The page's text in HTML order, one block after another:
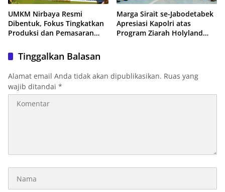
UMKM Nirbaya Resmi
Dibentuk, Fokus Tingkatkan
Produksi dan Pemasaran
Marga Sirait se-Jabodetabek
Apresiasi Kapolri atas
Program Ziarah Holyland
Tinggalkan Balasan
Alamat email Anda tidak akan dipublikasikan. Ruas yang
wajib ditandai *